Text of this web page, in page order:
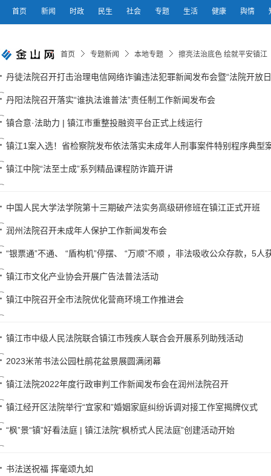
首页 新闻 时政 民生 社会 专题 生活 健康 舆情
首页 专题新闻 本地专题 擦亮法治底色 绘就平安镇江
丹徒法院召开打击治理电信网络诈骗违法犯罪新闻发布会暨“法院开放
丹阳法院召开落实“谁执法谁普法”责任制工作新闻发布会
镇合意·法助力 | 镇江市重整投融资平台正式上线运行
镇江1案入选！省检察院发布依法落实未成年人刑事案件特别程序典型
镇江中院“法至士成”系列精品课程防诈篇开讲
中国人民大学法学院第十三期破产法实务高级研修班在镇江正式开班
润州法院召开未成年人保护工作新闻发布会
“银票通”不通、 “盾构机”停摆、 “万顺”不顺 ，非法吸收公众存款，5人
镇江市文化产业协会开展广告法普法活动
镇江中院召开全市法院优化营商环境工作推进会
镇江市中级人民法院联合镇江市残疾人联合会开展系列助残活动
2023米芾书法公园杜鹃花盆景展圆满闭幕
镇江法院2022年度行政审判工作新闻发布会在润州法院召开
镇江经开区法院举行“宜家和”婚姻家庭纠纷诉调对接工作室揭牌仪式
“枫”景“镇”好看法庭 | 镇江法院“枫桥式人民法庭”创建活动开始
书法送祝福 挥毫颂九如